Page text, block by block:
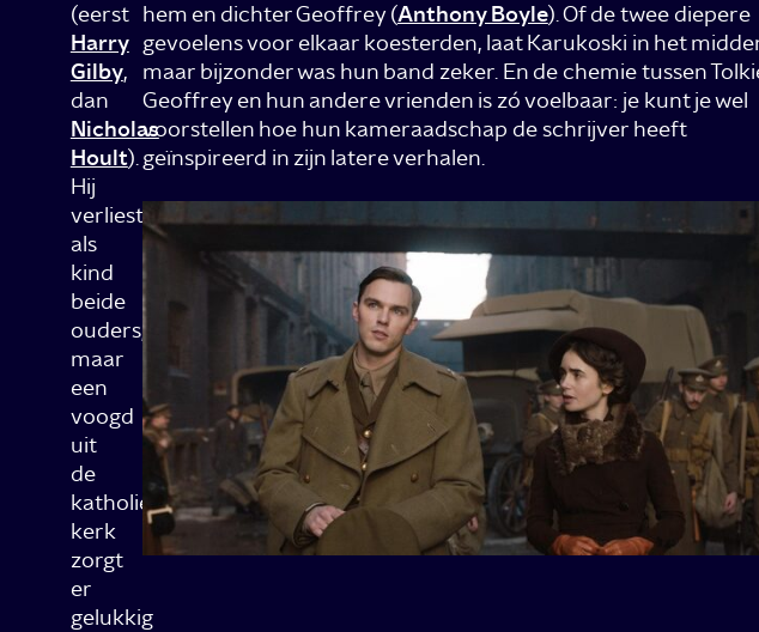
(eerst
Harry
Gilby,
dan
Nicholas
Hoult).
Hij
verliest
als
kind
beide
ouders,
maar
een
voogd
uit
de
katholieke
kerk
zorgt
er
gelukkig
hem en dichter Geoffrey (Anthony Boyle). Of de twee diepere
gevoelens voor elkaar koesterden, laat Karukoski in het
maar bijzonder was hun band zeker. En de chemie tussen
Geoffrey en hun andere vrienden is zó voelbaar: je kunt je wel
voorstellen hoe hun kameraadschap de schrijver heeft
geïnspireerd in zijn latere verhalen.